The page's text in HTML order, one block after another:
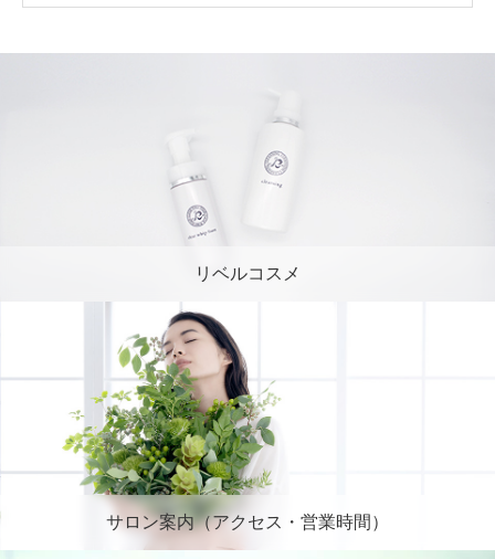
リベルコスメ
サロン案内（アクセス・営業時間）